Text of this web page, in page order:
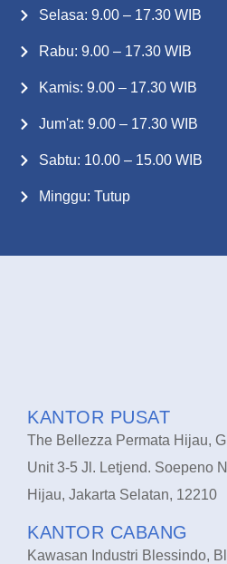
Selasa: 9.00 – 17.30 WIB
Rabu: 9.00 – 17.30 WIB
Kamis: 9.00 – 17.30 WIB
Jum'at: 9.00 – 17.30 WIB
Sabtu: 10.00 – 15.00 WIB
Minggu: Tutup
KANTOR PUSAT
The Bellezza Permata Hijau,
Unit 3-5 Jl. Letjend. Soepeno
Hijau, Jakarta Selatan, 12210
KANTOR CABANG
Kawasan Industri Blessindo,